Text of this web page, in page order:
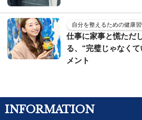
自分を整えるための健康
仕事に家事と慌ただ
る、“完璧じゃなく
メント
INFORMATION